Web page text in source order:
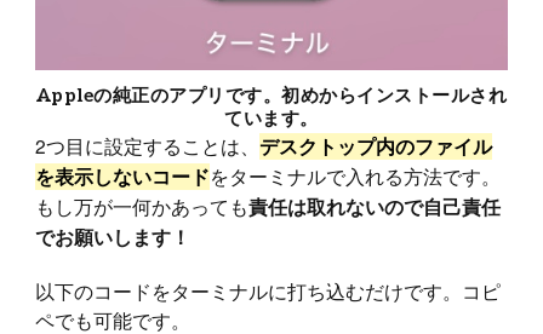
Appleの純正のアプリです。初めからインストールされ
ています。
2つ目に設定することは、 デスクトップ内のファイル
を表示しないコードをターミナルで入れる方法です。
もし万が一何かあっても責任は取れないので自己責任
でお願いします！
以下のコードをターミナルに打ち込むだけです。コピ
ペでも可能です。